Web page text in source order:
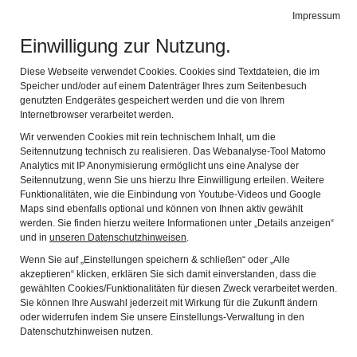
Impressum
Einwilligung zur Nutzung.
Diese Webseite verwendet Cookies. Cookies sind Textdateien, die im
Speicher und/oder auf einem Datenträger Ihres zum Seitenbesuch
genutzten Endgerätes gespeichert werden und die von Ihrem
Internetbrowser verarbeitet werden.
Wir verwenden Cookies mit rein technischem Inhalt, um die
Seitennutzung technisch zu realisieren. Das Webanalyse-Tool Matomo
Analytics mit IP Anonymisierung ermöglicht uns eine Analyse der
Seitennutzung, wenn Sie uns hierzu Ihre Einwilligung erteilen. Weitere
Funktionalitäten, wie die Einbindung von Youtube-Videos und Google
Maps sind ebenfalls optional und können von Ihnen aktiv gewählt
werden. Sie finden hierzu weitere Informationen unter „Details anzeigen“
und in unseren Datenschutzhinweisen.
Wenn Sie auf „Einstellungen speichern & schließen“ oder „Alle
akzeptieren“ klicken, erklären Sie sich damit einverstanden, dass die
gewählten Cookies/Funktionalitäten für diesen Zweck verarbeitet werden.
Sie können Ihre Auswahl jederzeit mit Wirkung für die Zukunft ändern
oder widerrufen indem Sie unsere Einstellungs-Verwaltung in den
Datenschutzhinweisen nutzen.
Gebärdensprache
Fränkisches Freilandmuseum Fladungen
Living History - Gelebte
Geschichte in der Hofstelle